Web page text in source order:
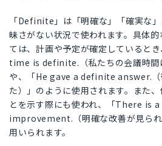
「Definite」は「明確な」「確実な
昧さがない状況で使われます。具体
ては、計画や予定が確定していると
time is definite.（私たちの会議時間
や、「He gave a definite answer.（
た）」のように使用されます。また
とを示す際にも使われ、「There is
improvement.（明確な改善が見られ
用いられます。